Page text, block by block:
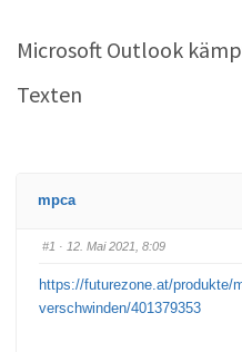
Microsoft Outlook
Texten
mpca
#1 · 12. Mai 2021, 8:09
https://futurezone.at/produkte/
verschwinden/401379353